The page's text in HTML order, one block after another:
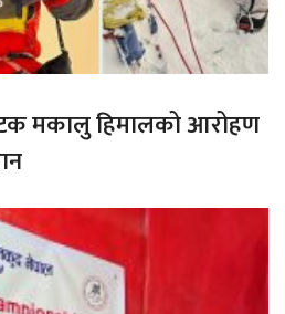
मकालु हिमालको आरोहण